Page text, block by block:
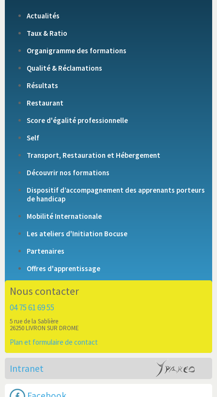
Actualités
Taux & Ratio
Organigramme des formations
Qualité & Réclamations
Résultats
Restaurant
Score d'égalité professionnelle
Self
Transport, Restauration et Hébergement
Découvrir nos formations
Dispositif d’accompagnement des apprenants porteurs
de handicap
Mobilité Internationale
Les ateliers d'Initiation Bocuse
Partenaires
Offres d'apprentissage
Nous contacter
04 75 61 69 55
5 rue de la Sablière
26250 LIVRON SUR DROME
Plan et formulaire de contact
Intranet